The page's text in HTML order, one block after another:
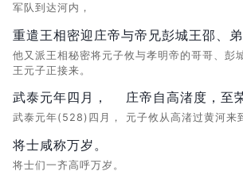
军队到达河内，
重遣王相密迎庄帝与帝兄彭城王邵、弟
他又派王相秘密将元子攸与孝明帝的哥哥、彭
王元子正接来。
武泰元年四月，
武泰元年(528)四月，
庄帝自高渚度，至
元子攸从高渚过黄河来
将士咸称万岁。
将士们一齐高呼万岁。